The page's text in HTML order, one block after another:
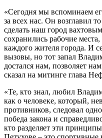
«Сегодня мы вспоминаем
за всех нас. Он возглавил
сделать наш город
сохранились рабочие
каждого жителя города. И
вызовы, но тот запал
достался нам, позволяет
сказал на митинге глава
«Те, кто знал, любил
как о человеке, который,
противников, следовал
победа закона и
кто разделяет эти